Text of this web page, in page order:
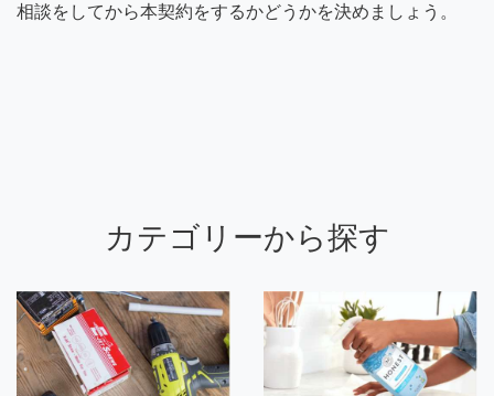
相談をしてから本契約をするかどうかを決めましょう。
カテゴリーから探す